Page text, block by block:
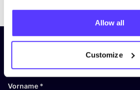
Allow all
Customize
Abonniere unseren
und bleibe auf dem
Vorname *